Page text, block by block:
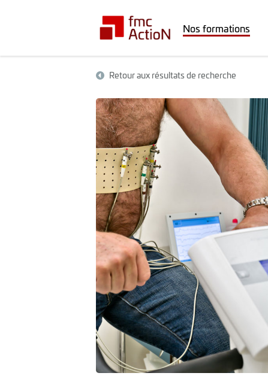
Nos formations
Retour aux résultats de recherche